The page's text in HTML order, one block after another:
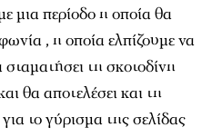
μια περίοδο η οποία θα
, η οποία ελπίζουμε να
τη σκοτοδίνη
θα αποτελέσει και τη
το γύρισμα της σελίδας